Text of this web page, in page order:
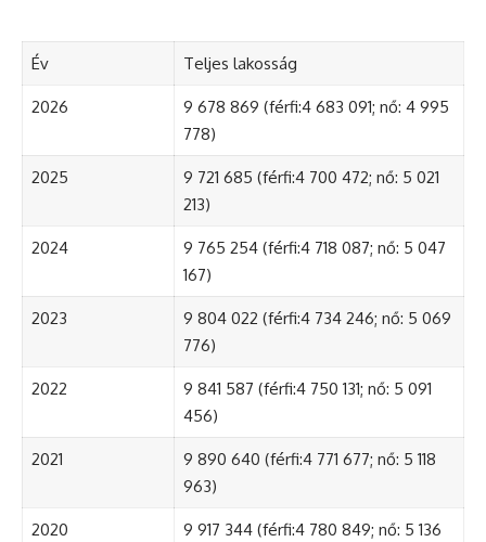
Év Teljes lakosság
2026
9 678 869 (férfi:4 683 091; nő: 4 995
778)
2025
9 721 685 (férfi:4 700 472; nő: 5 021
213)
2024
9 765 254 (férfi:4 718 087; nő: 5 047
167)
2023
9 804 022 (férfi:4 734 246; nő: 5 069
776)
2022
9 841 587 (férfi:4 750 131; nő: 5 091
456)
2021
9 890 640 (férfi:4 771 677; nő: 5 118
963)
2020
9 917 344 (férfi:4 780 849; nő: 5 136